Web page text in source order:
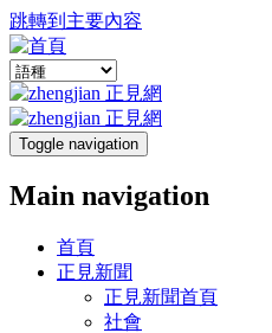
跳轉到主要內容
Toggle navigation
Main navigation
首頁
正見新聞
正見新聞首頁
社會